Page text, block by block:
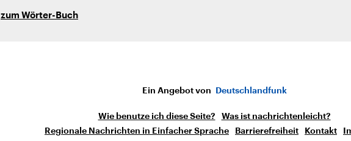
zum Wörter-Buch
Ein Angebot von Deutschlandfunk
Wie benutze ich diese Seite?
Was ist nachrichtenleicht?
Regionale Nachrichten in Einfacher Sprache
Barrierefreiheit Kontakt